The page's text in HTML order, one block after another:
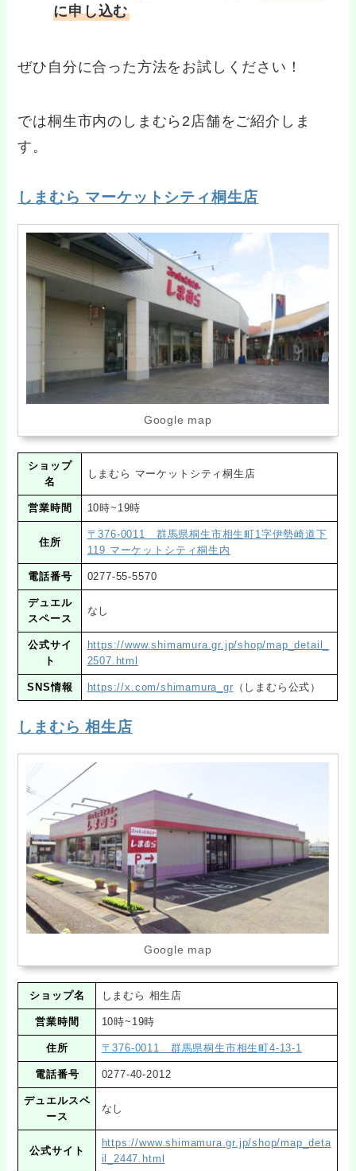
に申し込む
ぜひ自分に合った方法をお試しください！
では桐生市内のしまむら2店舗をご紹介しま
す。
しまむら マーケットシティ桐生店
Google map
ショップ
名
しまむら マーケットシティ桐生店
営業時間 10時~19時
住所
〒376-0011 群馬県桐生市相生町1字伊勢崎道下
119 マーケットシティ桐生内
電話番号 0277-55-5570
デュエル
スペース
なし
公式サイ
ト
https://www.shimamura.gr.jp/shop/map_detail_
2507.html
SNS情報 https://x.com/shimamura_gr （しまむら公式）
しまむら 相生店
Google map
ショップ名 しまむら 相生店
営業時間 10時~19時
住所 〒376-0011 群馬県桐生市相生町4‐13-1
電話番号 0277-40-2012
デュエルスペ
ース
なし
公式サイト
https://www.shimamura.gr.jp/shop/map_deta
il_2447.html